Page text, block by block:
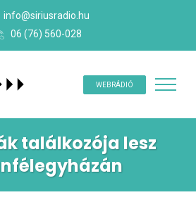
info@siriusradio.hu
06 (76) 560-028
WEBRÁDIÓ
találkozója lesz